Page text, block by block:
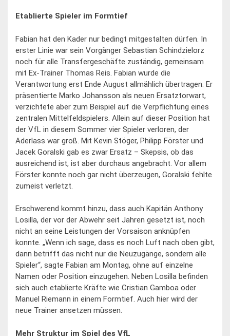
Etablierte Spieler im Formtief
Fabian hat den Kader nur bedingt mitgestalten dürfen. In
erster Linie war sein Vorgänger Sebastian Schindzielorz
noch für alle Transfergeschäfte zuständig, gemeinsam
mit Ex-Trainer Thomas Reis. Fabian wurde die
Verantwortung erst Ende August allmählich übertragen. Er
präsentierte Marko Johansson als neuen Ersatztorwart,
verzichtete aber zum Beispiel auf die Verpflichtung eines
zentralen Mittelfeldspielers. Allein auf dieser Position hat
der VfL in diesem Sommer vier Spieler verloren, der
Aderlass war groß. Mit Kevin Stöger, Philipp Förster und
Jacek Goralski gab es zwar Ersatz – Skepsis, ob das
ausreichend ist, ist aber durchaus angebracht. Vor allem
Förster konnte noch gar nicht überzeugen, Goralski fehlte
zumeist verletzt.
Erschwerend kommt hinzu, dass auch Kapitän Anthony
Losilla, der vor der Abwehr seit Jahren gesetzt ist, noch
nicht an seine Leistungen der Vorsaison anknüpfen
konnte. „Wenn ich sage, dass es noch Luft nach oben gibt,
dann betrifft das nicht nur die Neuzugänge, sondern alle
Spieler“, sagte Fabian am Montag, ohne auf einzelne
Namen oder Position einzugehen. Neben Losilla befinden
sich auch etablierte Kräfte wie Cristian Gamboa oder
Manuel Riemann in einem Formtief. Auch hier wird der
neue Trainer ansetzen müssen.
Mehr Struktur im Spiel des VfL